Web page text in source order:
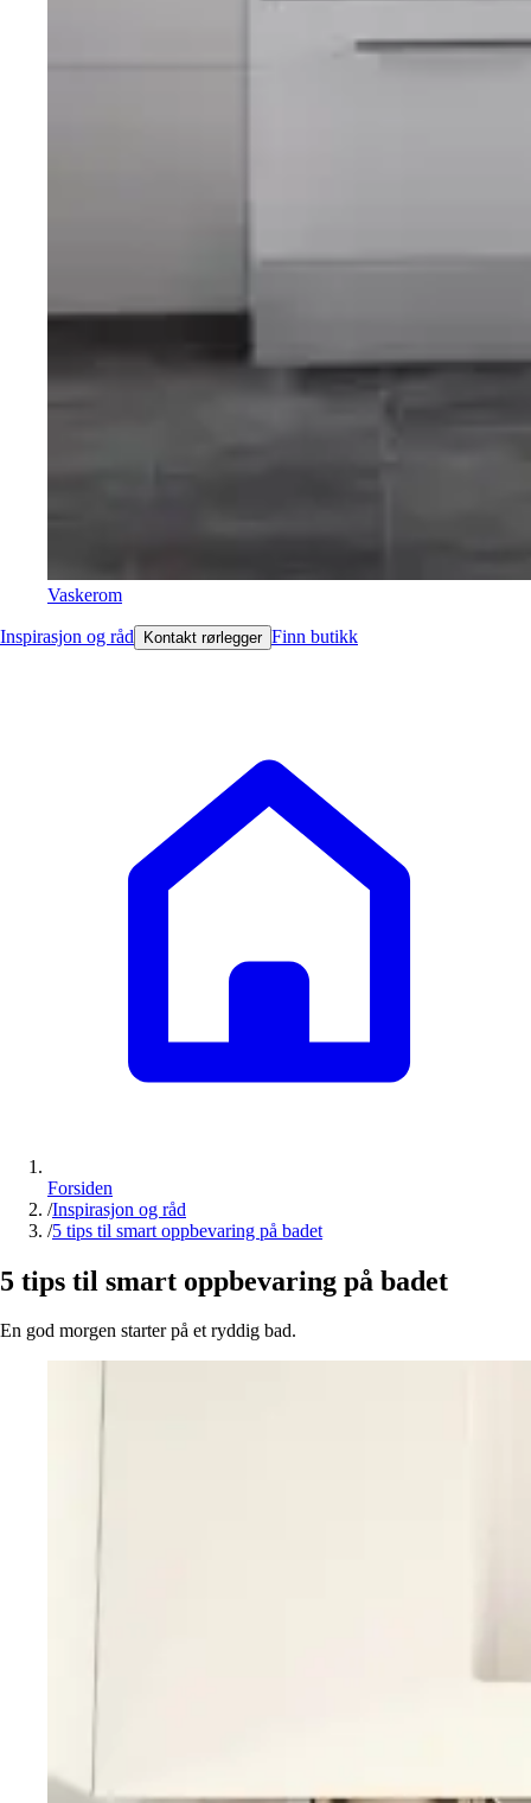
Vaskerom
Inspirasjon og råd Kontakt rørlegger Finn butikk
Forsiden
/Inspirasjon og råd
/5 tips til smart oppbevaring på badet
5 tips til smart oppbevaring på badet
En god morgen starter på et ryddig bad.